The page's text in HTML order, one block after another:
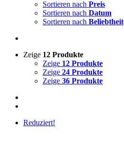
Sortieren nach Preis
Sortieren nach Datum
Sortieren nach Beliebtheit
Zeige 12 Produkte
Zeige 12 Produkte
Zeige 24 Produkte
Zeige 36 Produkte
Reduziert!